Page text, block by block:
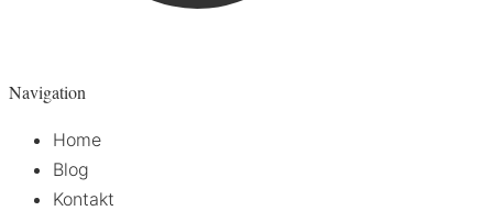
Navigation
Home
Blog
Kontakt